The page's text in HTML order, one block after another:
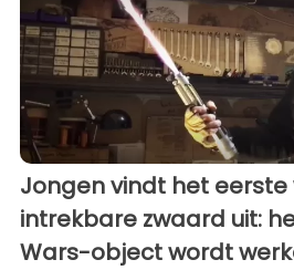
Jongen vindt het
intrekbare zwaard uit:
Wars-object wordt